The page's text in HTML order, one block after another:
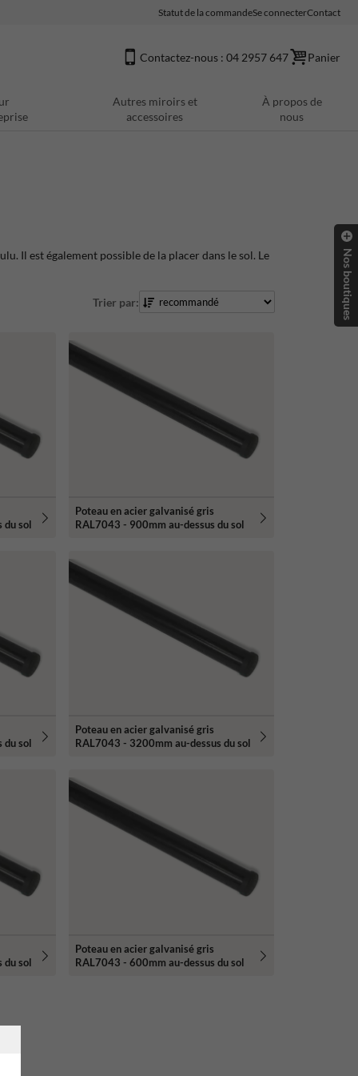
Statut de la commandeSe connecterContact
Contactez-nous : 04 2957 647 Panier
Autres miroirs et
accessoires
À propos de
nous
Il est également possible de la placer dans le sol. Le
Trier par:
du sol
Poteau en acier galvanisé gris
RAL7043 - 900mm au-dessus du sol
du sol
Poteau en acier galvanisé gris
RAL7043 - 3200mm au-dessus du sol
du sol
Poteau en acier galvanisé gris
RAL7043 - 600mm au-dessus du sol
Nos boutiques